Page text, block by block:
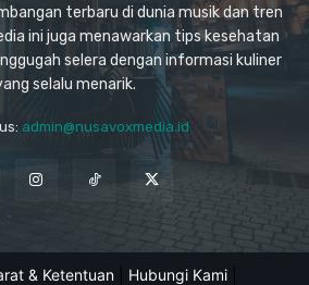
terbaru di dunia musik dan tren
ini juga menawarkan tips kesehatan
selera dengan informasi kuliner
selalu menarik.
admin@nusavoxmedia.id
& Ketentuan Hubungi Kami